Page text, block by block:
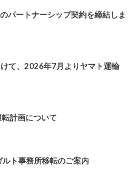
パートナーシップ契約を締結しま
て、2026年7月よりヤマト運輸
計画について
ト事務所移転のご案内